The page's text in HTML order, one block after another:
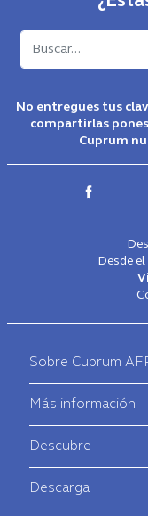
Buscar
No entregues tus
compartirlas pones
Cuprum
Desde
Menú
Sobre Cuprum
Más información
Descubre
Descarga